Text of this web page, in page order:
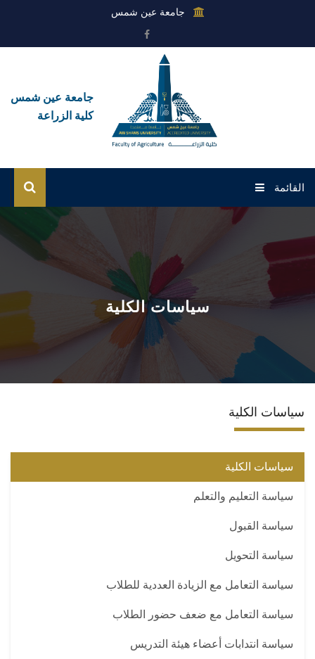
جامعة عين شمس
جامعة عين شمس
كلية الزراعة
القائمة
عن الكلية
القطاعات
المراكز والوحدات
سياسات الكلية
سياسات الكلية
سياسات الكلية
سياسة التعليم والتعلم
سياسة القبول
سياسة التحويل
سياسة التعامل مع الزيادة العددية للطلاب
سياسة التعامل مع ضعف حضور الطلاب
سياسة انتدابات أعضاء هيئة التدريس